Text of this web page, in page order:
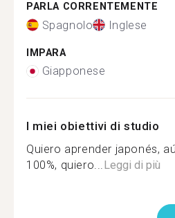
PARLA CORRENTEMENTE
Spagnolo Inglese
IMPARA
Giapponese
I miei obiettivi di studio
Quiero aprender japonés,
100%, quiero...Leggi di più